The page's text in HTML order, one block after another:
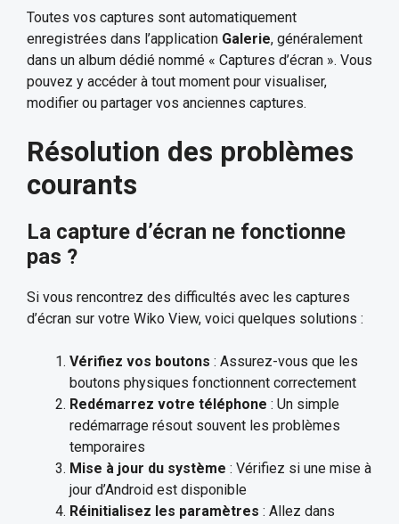
Toutes vos captures sont automatiquement
enregistrées dans l’application Galerie, généralement
dans un album dédié nommé « Captures d’écran ». Vous
pouvez y accéder à tout moment pour visualiser,
modifier ou partager vos anciennes captures.
Résolution des problèmes
courants
La capture d’écran ne fonctionne
pas ?
Si vous rencontrez des difficultés avec les captures
d’écran sur votre Wiko View, voici quelques solutions :
Vérifiez vos boutons : Assurez-vous que les
boutons physiques fonctionnent correctement
Redémarrez votre téléphone : Un simple
redémarrage résout souvent les problèmes
temporaires
Mise à jour du système : Vérifiez si une mise à
jour d’Android est disponible
Réinitialisez les paramètres : Allez dans